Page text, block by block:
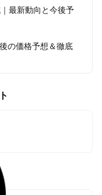
最新動向と今後予
の価格予想＆徹底